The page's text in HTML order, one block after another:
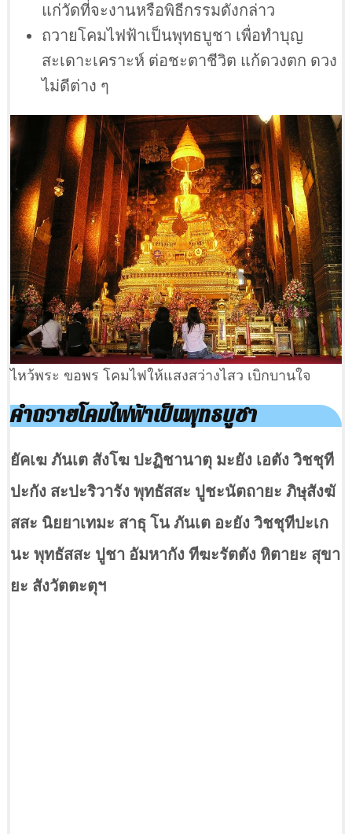
แก่วัดที่จะงานหรือพิธีกรรมดังกล่าว
ถวายโคมไฟฟ้าเป็นพุทธบูชา เพื่อทำบุญ
สะเดาะเคราะห์ ต่อชะตาชีวิต แก้ดวงตก ดวง
ไม่ดีต่าง ๆ
ไหว้พระ ขอพร โคมไฟให้แสงสว่างไสว เบิกบานใจ
คำถวายโคมไฟฟ้าเป็นพุทธบูชา
ยัคเฆ ภันเต สังโฆ ปะฏิชานาตุ มะยัง เอตัง วิชชุที
ปะกัง สะปะริวารัง พุทธัสสะ ปูชะนัตถายะ ภิษุสังฆั
สสะ นิยยาเทมะ สาธุ โน ภันเต อะยัง วิชชุทีปะเก
นะ พุทธัสสะ ปูชา อัมหากัง ทีฆะรัตตัง หิตายะ สุขา
ยะ สังวัตตะตุฯ